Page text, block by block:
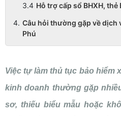
Hỗ trợ cấp sổ BHXH,
Câu hỏi thường gặp về dịch
Phú
Việc tự làm thủ tục bảo hiểm
kinh doanh thường gặp
sơ, thiếu biểu mẫu hoặc